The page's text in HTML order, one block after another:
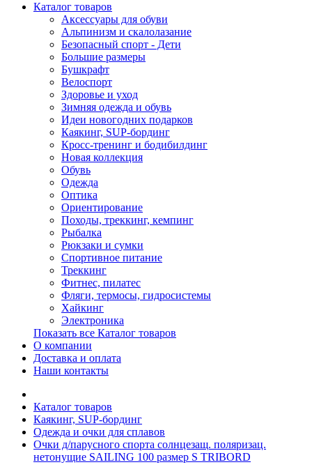
Каталог товаров
Аксессуары для обуви
Альпинизм и скалолазание
Безопасный спорт - Дети
Большие размеры
Бушкрафт
Велоспорт
Здоровье и уход
Зимняя одежда и обувь
Идеи новогодних подарков
Каякинг, SUP-бординг
Кросс-тренинг и бодибилдинг
Новая коллекция
Обувь
Одежда
Оптика
Ориентирование
Походы, треккинг, кемпинг
Рыбалка
Рюкзаки и сумки
Спортивное питание
Треккинг
Фитнес, пилатес
Фляги, термосы, гидросистемы
Хайкинг
Электроника
Показать все Каталог товаров
О компании
Доставка и оплата
Наши контакты
Каталог товаров
Каякинг, SUP-бординг
Одежда и очки для сплавов
Очки д/парусного спорта солнцезащ. поляризац.
нетонущие SAILING 100 размер S TRIBORD